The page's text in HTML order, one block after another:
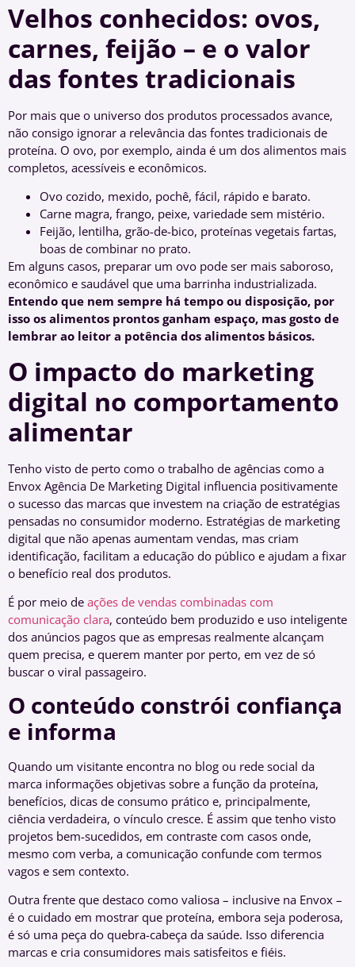
Velhos conhecidos: ovos,
carnes, feijão – e o valor
das fontes tradicionais
Por mais que o universo dos produtos processados avance,
não consigo ignorar a relevância das fontes tradicionais de
proteína. O ovo, por exemplo, ainda é um dos alimentos mais
completos, acessíveis e econômicos.
Ovo cozido, mexido, pochê, fácil, rápido e barato.
Carne magra, frango, peixe, variedade sem mistério.
Feijão, lentilha, grão-de-bico, proteínas vegetais fartas,
boas de combinar no prato.
Em alguns casos, preparar um ovo pode ser mais saboroso,
econômico e saudável que uma barrinha industrializada.
Entendo que nem sempre há tempo ou disposição, por
isso os alimentos prontos ganham espaço, mas gosto de
lembrar ao leitor a potência dos alimentos básicos.
O impacto do marketing
digital no comportamento
alimentar
Tenho visto de perto como o trabalho de agências como a
Envox Agência De Marketing Digital influencia positivamente
o sucesso das marcas que investem na criação de estratégias
pensadas no consumidor moderno. Estratégias de marketing
digital que não apenas aumentam vendas, mas criam
identificação, facilitam a educação do público e ajudam a fixar
o benefício real dos produtos.
É por meio de ações de vendas combinadas com
comunicação clara, conteúdo bem produzido e uso inteligente
dos anúncios pagos que as empresas realmente alcançam
quem precisa, e querem manter por perto, em vez de só
buscar o viral passageiro.
O conteúdo constrói confiança
e informa
Quando um visitante encontra no blog ou rede social da
marca informações objetivas sobre a função da proteína,
benefícios, dicas de consumo prático e, principalmente,
ciência verdadeira, o vínculo cresce. É assim que tenho visto
projetos bem-sucedidos, em contraste com casos onde,
mesmo com verba, a comunicação confunde com termos
vagos e sem contexto.
Outra frente que destaco como valiosa – inclusive na Envox –
é o cuidado em mostrar que proteína, embora seja poderosa,
é só uma peça do quebra-cabeça da saúde. Isso diferencia
marcas e cria consumidores mais satisfeitos e fiéis.